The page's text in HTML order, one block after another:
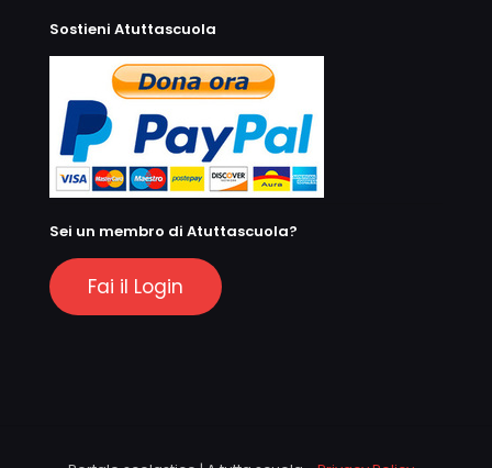
Sostieni Atuttascuola
Sei un membro di Atuttascuola?
Fai il Login